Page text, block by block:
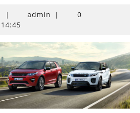
20
marca
| admin |
0
14:45